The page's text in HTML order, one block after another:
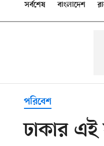
সর্বশেষ বাংলাদেশ
পরিবেশ
ঢাকার